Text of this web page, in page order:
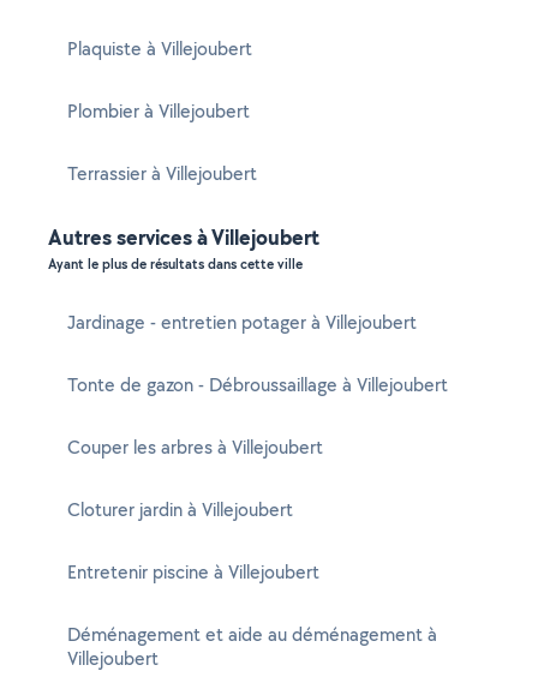
Plaquiste à Villejoubert
Plombier à Villejoubert
Terrassier à Villejoubert
Autres services à Villejoubert
Ayant le plus de résultats dans cette ville
Jardinage - entretien potager à Villejoubert
Tonte de gazon - Débroussaillage à Villejoubert
Couper les arbres à Villejoubert
Cloturer jardin à Villejoubert
Entretenir piscine à Villejoubert
Déménagement et aide au déménagement à
Villejoubert